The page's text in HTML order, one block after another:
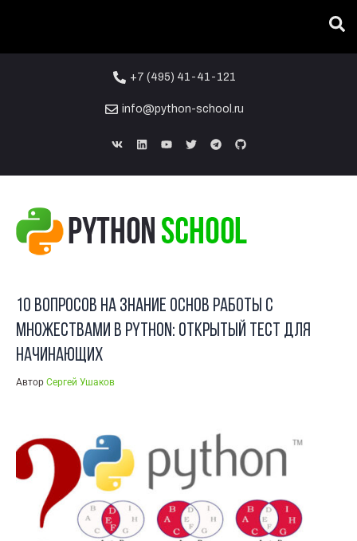
+7 (495) 41-41-121
info@python-school.ru
PYTHON: ОТКРЫТЫЙ ТЕСТ ДЛЯ НАЧИНАЮЩИХ
12
СЕН
10 вопросов на знание основ работы с
множествами в Python: открытый тест для
начинающих
Автор Сергей Ушаков